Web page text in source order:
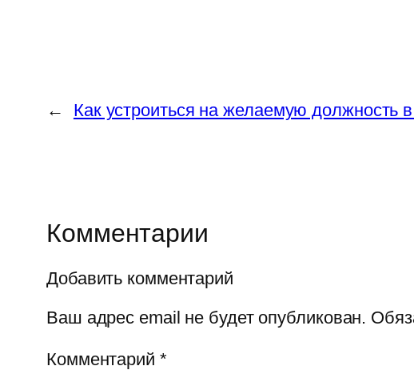
← Как устроиться на желаемую должность
Комментарии
Добавить комментарий
Ваш адрес email не будет опубликован.
Комментарий *